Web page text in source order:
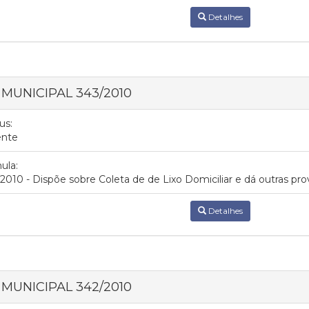
Detalhes
343/2010
- Dispõe sobre Coleta de de Lixo Domiciliar e dá outras
Detalhes
342/2010